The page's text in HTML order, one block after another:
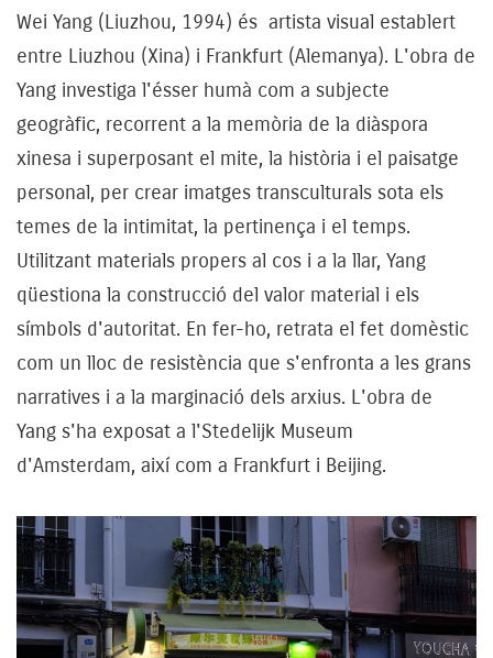
Wei Yang (Liuzhou, 1994) és artista visual establert
entre Liuzhou (Xina) i Frankfurt (Alemanya). L'obra de
Yang investiga l'ésser humà com a subjecte
geogràfic, recorrent a la memòria de la diàspora
xinesa i superposant el mite, la història i el paisatge
personal, per crear imatges transculturals sota els
temes de la intimitat, la pertinença i el temps.
Utilitzant materials propers al cos i a la llar, Yang
qüestiona la construcció del valor material i els
símbols d'autoritat. En fer-ho, retrata el fet domèstic
com un lloc de resistència que s'enfronta a les grans
narratives i a la marginació dels arxius. L'obra de
Yang s'ha exposat a l'Stedelijk Museum
d'Amsterdam, així com a Frankfurt i Beijing.